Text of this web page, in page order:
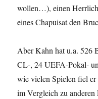
wollen…), einen
eines Chapuisat den
Aber Kahn hat u.a. 526
CL-, 24 UEFA-Pokal-
wie vielen Spielen fiel
im Vergleich zu anderen